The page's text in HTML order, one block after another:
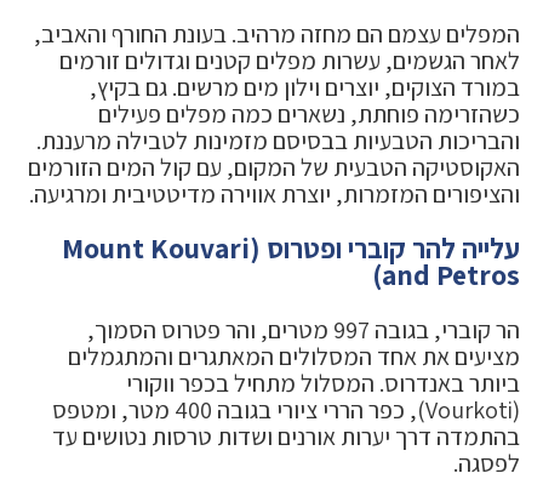
המפלים עצמם הם מחזה מרהיב. בעונת החורף והאביב,
לאחר הגשמים, עשרות מפלים קטנים וגדולים זורמים
במורד הצוקים, יוצרים וילון מים מרשים. גם בקיץ,
כשהזרימה פוחתת, נשארים כמה מפלים פעילים
והבריכות הטבעיות בבסיסם מזמינות לטבילה מרעננת.
האקוסטיקה הטבעית של המקום, עם קול המים הזורמים
והציפורים המזמרות, יוצרת אווירה מדיטטיבית ומרגיעה.
עלייה להר קוברי ופטרוס (Mount Kouvari
and Petros)
הר קוברי, בגובה 997 מטרים, והר פטרוס הסמוך,
מציעים את אחד המסלולים המאתגרים והמתגמלים
ביותר באנדרוס. המסלול מתחיל בכפר ווקורי
(Vourkoti), כפר הררי ציורי בגובה 400 מטר, ומטפס
בהתמדה דרך יערות אורנים ושדות טרסות נטושים עד
לפסגה.